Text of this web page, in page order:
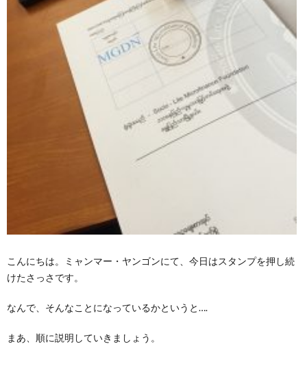
こんにちは。ミャンマー・ヤンゴンにて、今日はスタンプを押し続
けたさっさです。
なんで、そんなことになっているかというと….
まあ、順に説明していきましょう。